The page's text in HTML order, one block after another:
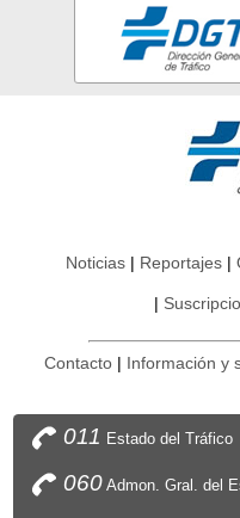
Noticias Reportajes
Contacto Información y
011 Estado del Tráfico
060Admon. Gral. del